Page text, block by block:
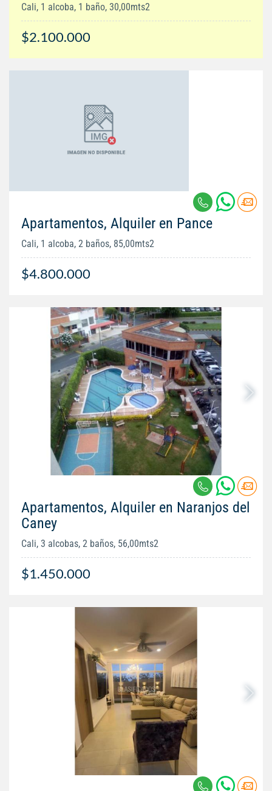
Cali, 1 alcoba, 1 baño, 30,00mts2
$2.100.000
Apartamentos, Alquiler en Pance
Cali, 1 alcoba, 2 baños, 85,00mts2
$4.800.000
Apartamentos, Alquiler en Naranjos del
Caney
Cali, 3 alcobas, 2 baños, 56,00mts2
$1.450.000